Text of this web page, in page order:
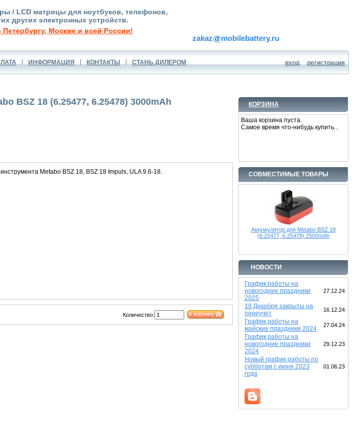
/ LCD матрицы для ноутбуков, телефонов,
других электронных устройств.
Петербургу, Москве и всей России!
zakaz mobilebattery.ru
ИНФОРМАЦИЯ КОНТАКТЫ СТАНЬ ДИЛЕРОМ вход регистрация
КОРЗИНА
Ваша корзина пуста.
Самое время что-нибудь купить...
СОВМЕСТИМЫЕ ТОВАРЫ
Аккумулятор для Metabo BSZ 18
(6.25477, 6.25478) 2500mAh
НОВОСТИ
График работы на
новогодние праздники
2025
27.12.24
18 Декабря закрыты на
переучет
16.12.24
График работы на
майские праздники 2024
27.04.24
График работы на
новогодние праздники
2024
29.12.23
Новый график работы по
субботам с июня 2023
года
01.06.23
BSZ 18 (6.25477, 6.25478) 3000mAh
Metabo BSZ 18, BSZ 18 Impuls, ULA 9.6-18.
Количество: